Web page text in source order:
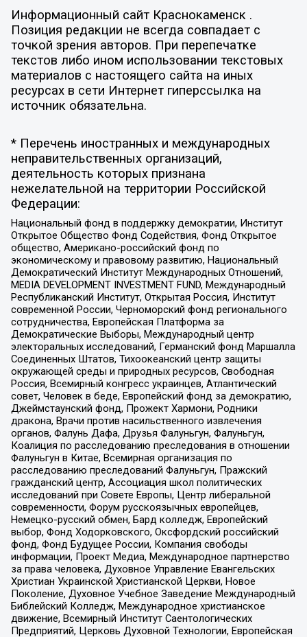
Информационный сайт Краснокаменск .
Позиция редакции не всегда совпадает с
точкой зрения авторов. При перепечатке
текстов либо ином использовании текстовых
материалов с настоящего сайта на иных
ресурсах в сети Интернет гиперссылка на
источник обязательна.
* Перечень иностранных и международных
неправительственных организаций,
деятельность которых признана
нежелательной на территории Российской
Федерации:
Национальный фонд в поддержку демократии, Институт
Открытое Общество Фонд Содействия, Фонд Открытое
общество, Американо-российский фонд по
экономическому и правовому развитию, Национальный
Демократический Институт Международных Отношений,
MEDIA DEVELOPMENT INVESTMENT FUND, Международный
Республиканский Институт, Открытая Россия, Институт
современной России, Черноморский фонд регионального
сотрудничества, Европейская Платформа за
Демократические Выборы, Международный центр
электоральных исследований, Германский фонд Маршалла
Соединенных Штатов, Тихоокеанский центр защиты
окружающей среды и природных ресурсов, Свободная
Россия, Всемирный конгресс украинцев, Атлантический
совет, Человек в беде, Европейский фонд за демократию,
Джеймстаунский фонд, Прожект Хармони, Родники
дракона, Врачи против насильственного извлечения
органов, Фалунь Дафа, Друзья Фалуньгун, Фалуньгун,
Коалиция по расследованию преследования в отношении
Фалуньгун в Китае, Всемирная организация по
расследованию преследований Фалуньгун, Пражский
гражданский центр, Ассоциация школ политических
исследований при Совете Европы, Центр либеральной
современности, Форум русскоязычных европейцев,
Немецко-русский обмен, Бард колледж, Европейский
выбор, Фонд Ходорковского, Оксфордский российский
фонд, Фонд Будущее России, Компания свободы
информации, Проект Медиа, Международное партнерство
за права человека, Духовное Управление Евангельских
Христиан Украинской Христианской Церкви, Новое
Поколение, Духовное Учебное Заведение Международный
Библейский Колледж, Международное христианское
движение, Всемирный Институт Саентологических
Предприятий, Церковь Духовной Технологии, Европейская